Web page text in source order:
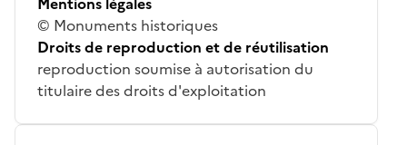
© Monuments historiques
Droits de reproduction et de réutilisation
reproduction soumise à autorisation du
titulaire des droits d'exploitation